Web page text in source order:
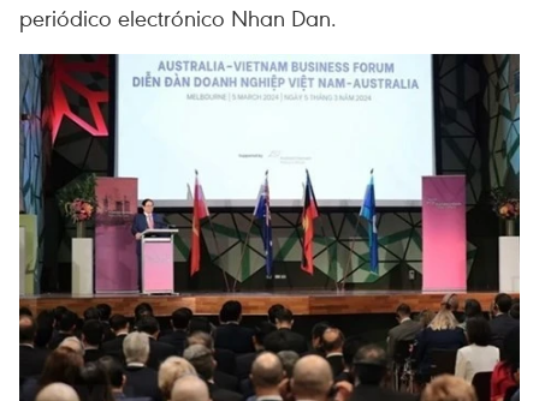
periódico electrónico Nhan Dan.